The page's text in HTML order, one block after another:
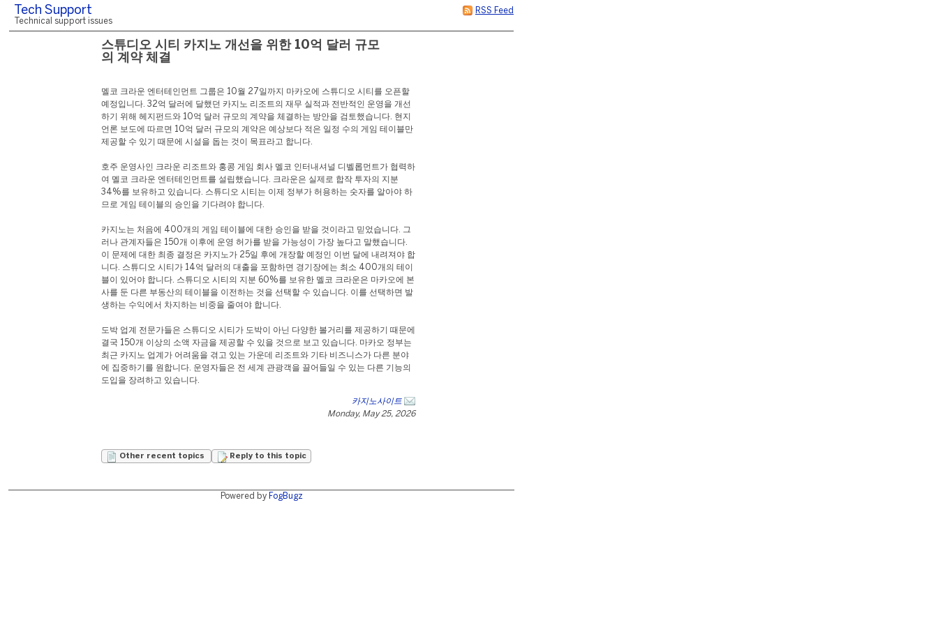
RSS Feed
Tech Support
Technical support issues
스튜디오 시티 카지노 개선을 위한 10억 달러 규모
의 계약 체결
멜코 크라운 엔터테인먼트 그룹은 10월 27일까지 마카오에 스튜디오 시티를 오픈할
예정입니다. 32억 달러에 달했던 카지노 리조트의 재무 실적과 전반적인 운영을 개선
하기 위해 헤지펀드와 10억 달러 규모의 계약을 체결하는 방안을 검토했습니다. 현지
언론 보도에 따르면 10억 달러 규모의 계약은 예상보다 적은 일정 수의 게임 테이블만
제공할 수 있기 때문에 시설을 돕는 것이 목표라고 합니다.
호주 운영사인 크라운 리조트와 홍콩 게임 회사 멜코 인터내셔널 디벨롭먼트가 협력하
여 멜코 크라운 엔터테인먼트를 설립했습니다. 크라운은 실제로 합작 투자의 지분
34%를 보유하고 있습니다. 스튜디오 시티는 이제 정부가 허용하는 숫자를 알아야 하
므로 게임 테이블의 승인을 기다려야 합니다.
카지노는 처음에 400개의 게임 테이블에 대한 승인을 받을 것이라고 믿었습니다. 그
러나 관계자들은 150개 이후에 운영 허가를 받을 가능성이 가장 높다고 말했습니다.
이 문제에 대한 최종 결정은 카지노가 25일 후에 개장할 예정인 이번 달에 내려져야 합
니다. 스튜디오 시티가 14억 달러의 대출을 포함하면 경기장에는 최소 400개의 테이
블이 있어야 합니다. 스튜디오 시티의 지분 60%를 보유한 멜코 크라운은 마카오에 본
사를 둔 다른 부동산의 테이블을 이전하는 것을 선택할 수 있습니다. 이를 선택하면 발
생하는 수익에서 차지하는 비중을 줄여야 합니다.
도박 업계 전문가들은 스튜디오 시티가 도박이 아닌 다양한 볼거리를 제공하기 때문에
결국 150개 이상의 소액 자금을 제공할 수 있을 것으로 보고 있습니다. 마카오 정부는
최근 카지노 업계가 어려움을 겪고 있는 가운데 리조트와 기타 비즈니스가 다른 분야
에 집중하기를 원합니다. 운영자들은 전 세계 관광객을 끌어들일 수 있는 다른 기능의
도입을 장려하고 있습니다.
카지노사이트
Monday, May 25, 2026
Other recent topics Reply to this topic
Powered by FogBugz